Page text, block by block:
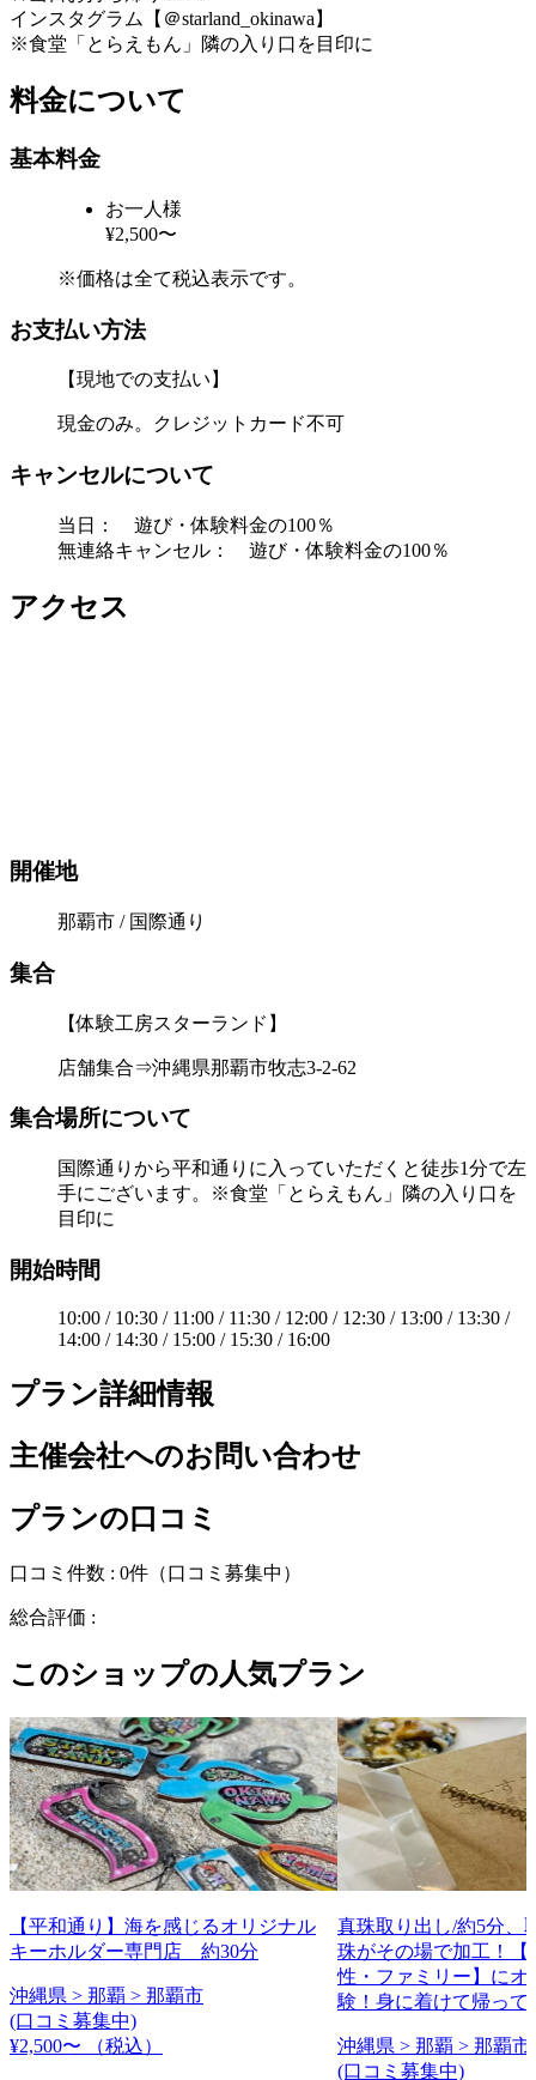
インスタグラム【＠starland_okinawa】
※食堂「とらえもん」隣の入り口を目印に
料金について
基本料金
お一人様
¥2,500〜
※価格は全て税込表示です。
お支払い方法
【現地での支払い】
現金のみ。クレジットカード不可
キャンセルについて
当日： 遊び・体験料金の100％
無連絡キャンセル： 遊び・体験料金の100％
アクセス
開催地
那覇市 / 国際通り
集合
【体験工房スターランド】
店舗集合⇒沖縄県那覇市牧志3-2-62
集合場所について
国際通りから平和通りに入っていただくと徒歩1分で左
手にございます。※食堂「とらえもん」隣の入り口を
目印に
開始時間
10:00 / 10:30 / 11:00 / 11:30 / 12:00 / 12:30 / 13:00 / 13:30 /
14:00 / 14:30 / 15:00 / 15:30 / 16:00
プラン詳細情報
主催会社へのお問い合わせ
プランの口コミ
口コミ件数 : 0件 （口コミ募集中）
総合評価 :
このショップの人気プラン
【平和通り】海を感じるオリジナル
キーホルダー専門店 約30分
沖縄県 > 那覇 > 那覇市
(口コミ募集中)
¥2,500〜
（税込）
真珠取り出し/約5分、
珠がその場で加工！【
性・ファミリー】にオ
験！身に着けて帰って
沖縄県 > 那覇 > 那覇市
(口コミ募集中)